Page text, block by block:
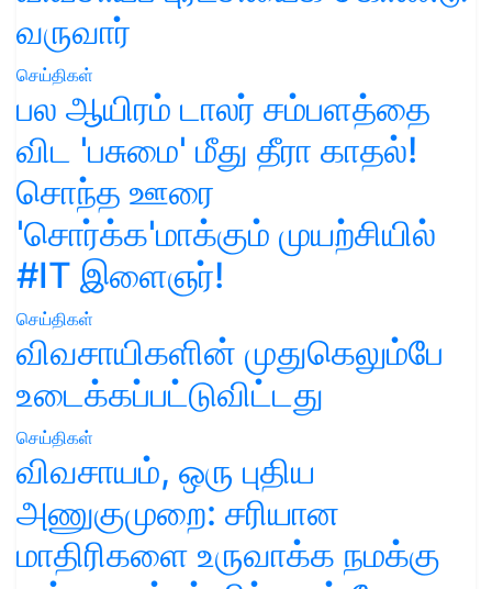
வருவார்
செய்திகள்
பல ஆயிரம் டாலர் சம்பளத்தை
விட 'பசுமை' மீது தீரா காதல்!
சொந்த ஊரை
'சொர்க்க'மாக்கும் முயற்சியில்
#IT இளைஞர்!
செய்திகள்
விவசாயிகளின் முதுகெலும்பே
உடைக்கப்பட்டுவிட்டது
செய்திகள்
விவசாயம், ஒரு புதிய
அணுகுமுறை: சரியான
மாதிரிகளை உருவாக்க நமக்கு